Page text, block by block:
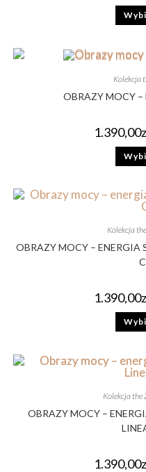
Kolekcja
OBRAZY MOCY
1.390,00
Kolekcja
OBRAZY MOCY – ENERGIA
1.390,00
Kolekcja the
OBRAZY MOCY –
1.390,00